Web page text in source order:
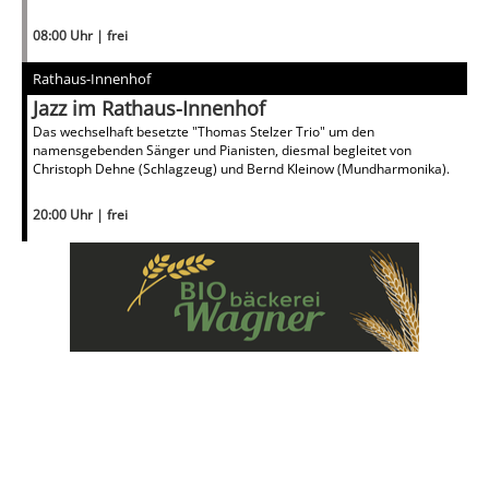
08:00 Uhr | frei
Rathaus-Innenhof
Jazz im Rathaus-Innenhof
Das wechselhaft besetzte "Thomas Stelzer Trio" um den
namensgebenden Sänger und Pianisten, diesmal begleitet von
Christoph Dehne (Schlagzeug) und Bernd Kleinow (Mundharmonika).
20:00 Uhr | frei